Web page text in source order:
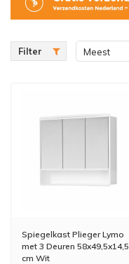
Filter
Meest
Spiegelkast Plieger Lymo
met 3 Deuren 58x49,5x14,5
cm Wit